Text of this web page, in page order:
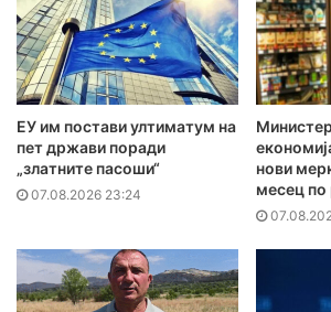
ЕУ им постави ултиматум на
пет држави поради
„златните пасоши“
07.08.2026 23:24
нови
месец по